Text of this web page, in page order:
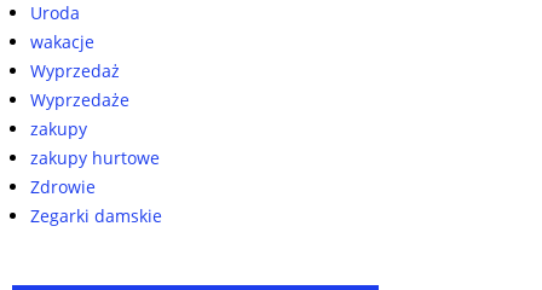
Uroda
wakacje
Wyprzedaż
Wyprzedaże
zakupy
zakupy hurtowe
Zdrowie
Zegarki damskie